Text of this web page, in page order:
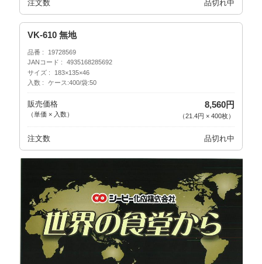
注文数 品切れ中
VK-610 無地
品番
19728569
JANコード
4935168285692
サイズ
183×135×46
入数
ケース:400/袋:50
販売価格
（単価 × 入数）
8,560円
（21.4円 × 400枚）
注文数 品切れ中